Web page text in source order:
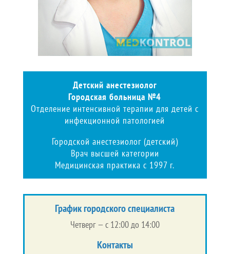
Детский анестезиолог
Городская больница №4
Отделение интенсивной терапии для детей с
инфекционной патологией
Городской анестезиолог (детский)
Врач высшей категории
Медицинская практика с 1997 г.
График городского специалиста
Четверг — с 12:00 до 14:00
Контакты